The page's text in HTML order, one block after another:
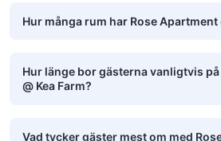
Hur många rum har Rose Apartment
Hur länge bor gästerna vanligtvis
@ Kea Farm?
Vad tycker gäster mest om med